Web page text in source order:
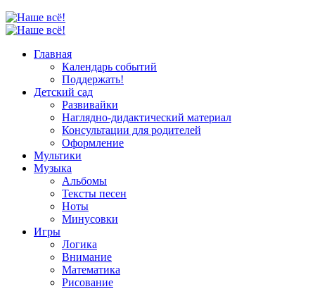
Главная
Календарь событий
Поддержать!
Детский сад
Развивайки
Наглядно-дидактический материал
Консультации для родителей
Оформление
Мультики
Музыка
Альбомы
Тексты песен
Ноты
Минусовки
Игры
Логика
Внимание
Математика
Рисование